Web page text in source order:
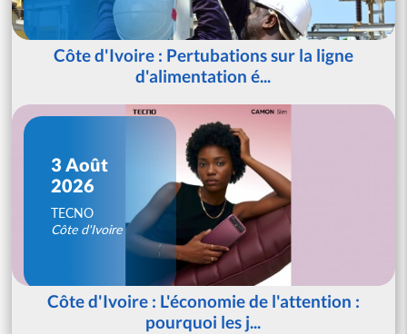
Côte d'Ivoire : Pertubations sur la ligne
d'alimentation é...
3 Août
2026
TECNO
Côte d'Ivoire
Côte d'Ivoire : L'économie de l'attention :
pourquoi les j...